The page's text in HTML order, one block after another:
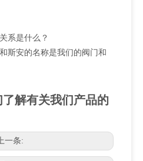
系是什么？
斯安的名称是我们的阀门和
解有关我们产品的
一条: